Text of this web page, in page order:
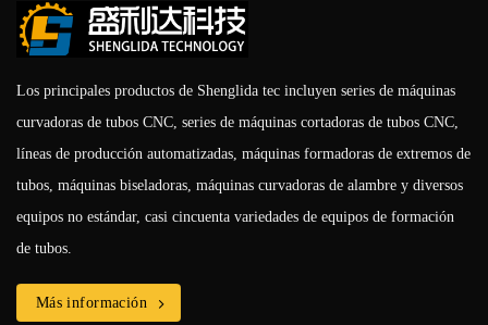
Los principales productos de Shenglida tec incluyen series de máquinas
curvadoras de tubos CNC, series de máquinas cortadoras de tubos CNC,
líneas de producción automatizadas, máquinas formadoras de extremos de
tubos, máquinas biseladoras, máquinas curvadoras de alambre y diversos
equipos no estándar, casi cincuenta variedades de equipos de formación
de tubos.
Más información